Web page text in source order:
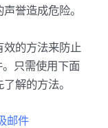
誉造成危险。
的方法来防止
只需使用下面
解的方法。
邮件